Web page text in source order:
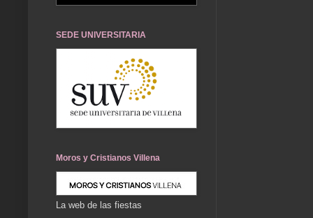
SEDE UNIVERSITARIA
Moros y Cristianos Villena
La web de las fiestas